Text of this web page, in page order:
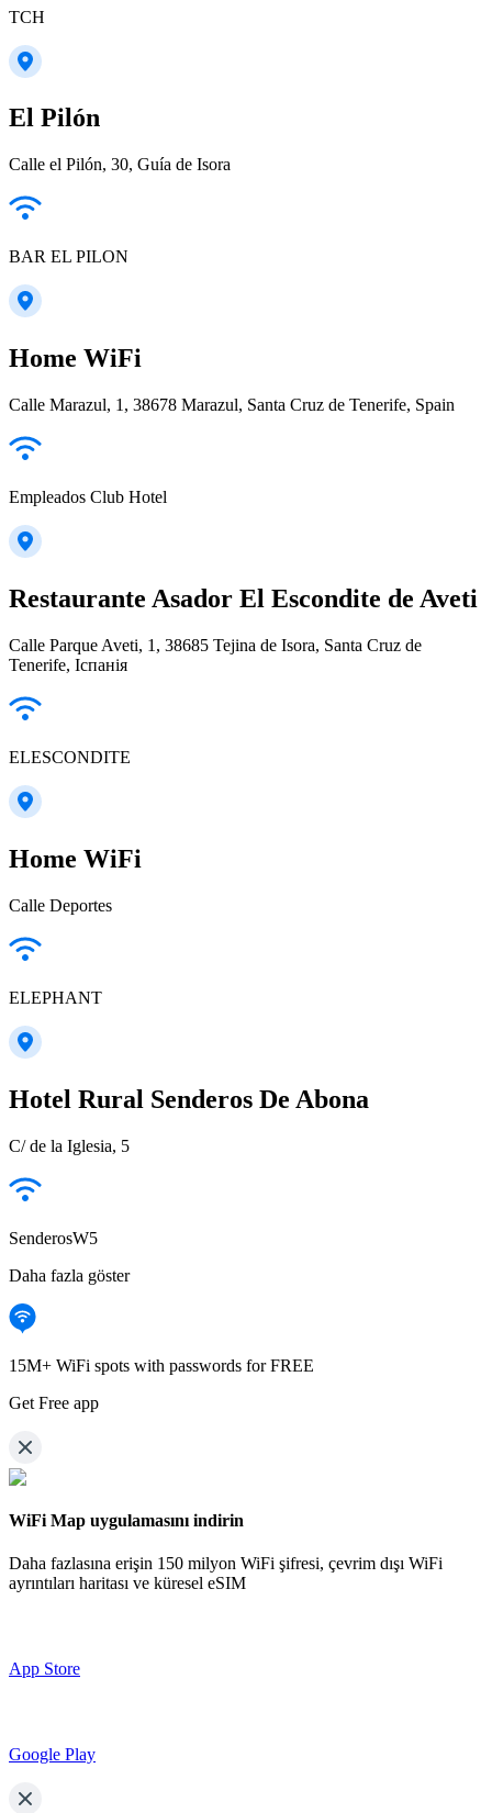
TCH
El Pilón
Calle el Pilón, 30, Guía de Isora
BAR EL PILON
Home WiFi
Calle Marazul, 1, 38678 Marazul, Santa Cruz de Tenerife, Spain
Empleados Club Hotel
Restaurante Asador El Escondite de Aveti
Calle Parque Aveti, 1, 38685 Tejina de Isora, Santa Cruz de
Tenerife, Іспанія
ELESCONDITE
Home WiFi
Calle Deportes
ELEPHANT
Hotel Rural Senderos De Abona
C/ de la Iglesia, 5
SenderosW5
Daha fazla göster
15M+ WiFi spots with passwords for FREE
Get Free app
WiFi Map uygulamasını indirin
Daha fazlasına erişin 150 milyon WiFi şifresi, çevrim dışı WiFi
ayrıntıları haritası ve küresel eSIM
App Store
Google Play